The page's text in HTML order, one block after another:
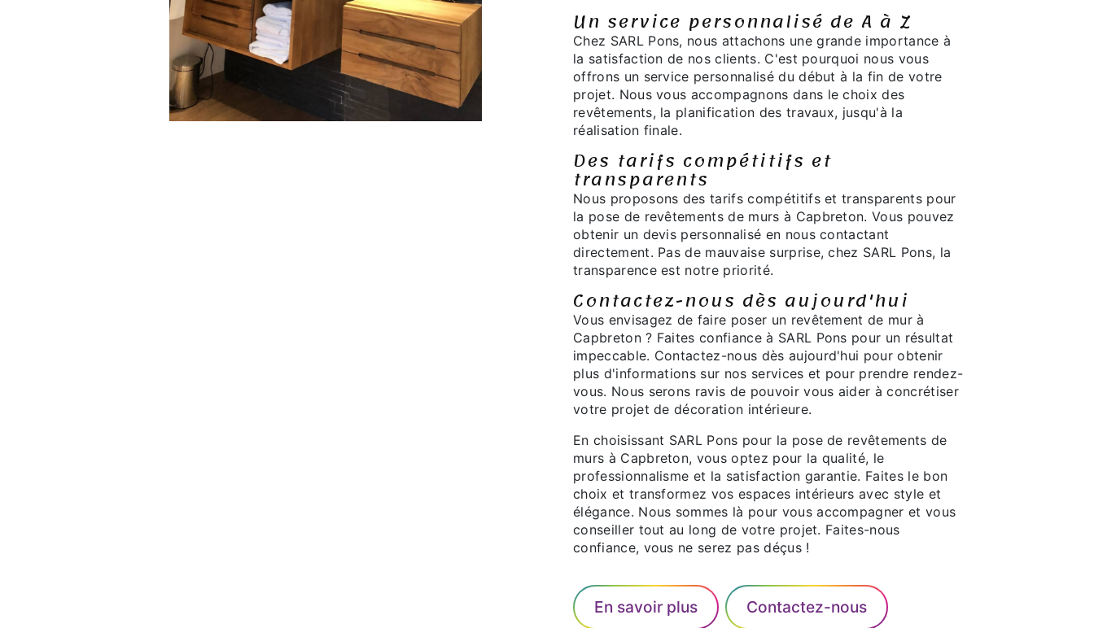
Un service personnalisé de A à Z
Chez SARL Pons, nous attachons une grande importance à
la satisfaction de nos clients. C'est pourquoi nous vous
offrons un service personnalisé du début à la fin de votre
projet. Nous vous accompagnons dans le choix des
revêtements, la planification des travaux, jusqu'à la
réalisation finale.
Des tarifs compétitifs et
transparents
Nous proposons des tarifs compétitifs et transparents pour
la pose de revêtements de murs à Capbreton. Vous pouvez
obtenir un devis personnalisé en nous contactant
directement. Pas de mauvaise surprise, chez SARL Pons, la
transparence est notre priorité.
Contactez-nous dès aujourd'hui
Vous envisagez de faire poser un revêtement de mur à
Capbreton ? Faites confiance à SARL Pons pour un résultat
impeccable. Contactez-nous dès aujourd'hui pour obtenir
plus d'informations sur nos services et pour prendre rendez-
vous. Nous serons ravis de pouvoir vous aider à concrétiser
votre projet de décoration intérieure.
En choisissant SARL Pons pour la pose de revêtements de
murs à Capbreton, vous optez pour la qualité, le
professionnalisme et la satisfaction garantie. Faites le bon
choix et transformez vos espaces intérieurs avec style et
élégance. Nous sommes là pour vous accompagner et vous
conseiller tout au long de votre projet. Faites-nous
confiance, vous ne serez pas déçus !
En savoir plus Contactez-nous